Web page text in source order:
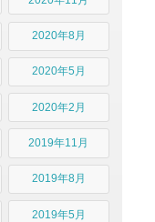
2020年8月
2020年5月
2020年2月
2019年11月
2019年8月
2019年5月